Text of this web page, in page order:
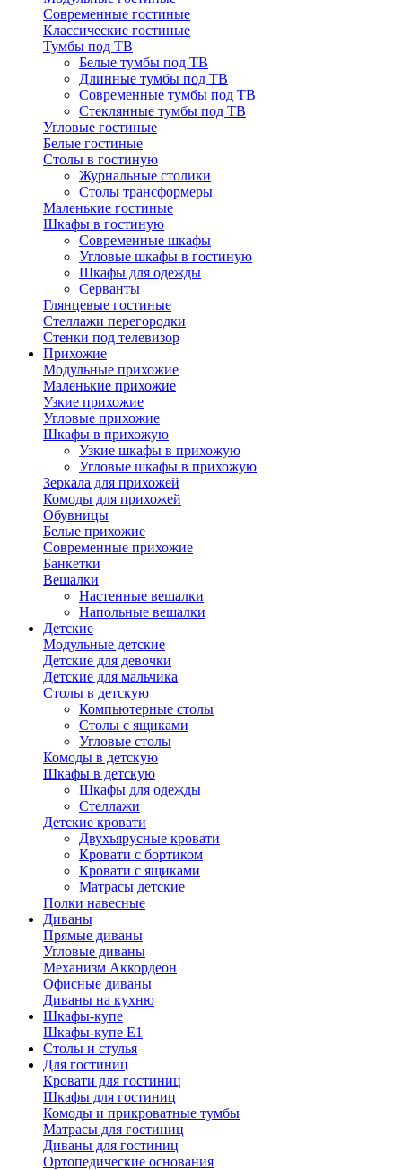
Современные гостиные
Классические гостиные
Тумбы под ТВ
Белые тумбы под ТВ
Длинные тумбы под ТВ
Современные тумбы под ТВ
Стеклянные тумбы под ТВ
Угловые гостиные
Белые гостиные
Столы в гостиную
Журнальные столики
Столы трансформеры
Маленькие гостиные
Шкафы в гостиную
Современные шкафы
Угловые шкафы в гостиную
Шкафы для одежды
Серванты
Глянцевые гостиные
Стеллажи перегородки
Стенки под телевизор
Прихожие
Модульные прихожие
Маленькие прихожие
Узкие прихожие
Угловые прихожие
Шкафы в прихожую
Узкие шкафы в прихожую
Угловые шкафы в прихожую
Зеркала для прихожей
Комоды для прихожей
Обувницы
Белые прихожие
Современные прихожие
Банкетки
Вешалки
Настенные вешалки
Напольные вешалки
Детские
Модульные детские
Детские для девочки
Детские для мальчика
Столы в детскую
Компьютерные столы
Столы с ящиками
Угловые столы
Комоды в детскую
Шкафы в детскую
Шкафы для одежды
Стеллажи
Детские кровати
Двухъярусные кровати
Кровати с бортиком
Кровати с ящиками
Матрасы детские
Полки навесные
Диваны
Прямые диваны
Угловые диваны
Механизм Аккордеон
Офисные диваны
Диваны на кухню
Шкафы-купе
Шкафы-купе Е1
Столы и стулья
Для гостиниц
Кровати для гостиниц
Шкафы для гостиниц
Комоды и прикроватные тумбы
Матрасы для гостиниц
Диваны для гостиниц
Ортопедические основания